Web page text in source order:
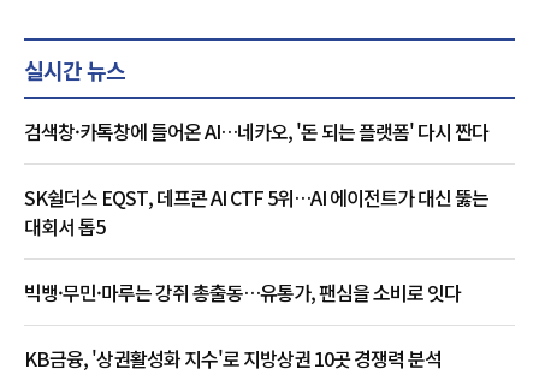
실시간 뉴스
검색창·카톡창에 들어온 AI…네카오, '돈 되는 플랫폼' 다시 짠다
SK쉴더스 EQST, 데프콘 AI CTF 5위…AI 에이전트가 대신 뚫는
대회서 톱5
빅뱅·무민·마루는 강쥐 총출동…유통가, 팬심을 소비로 잇다
KB금융, '상권활성화 지수'로 지방상권 10곳 경쟁력 분석